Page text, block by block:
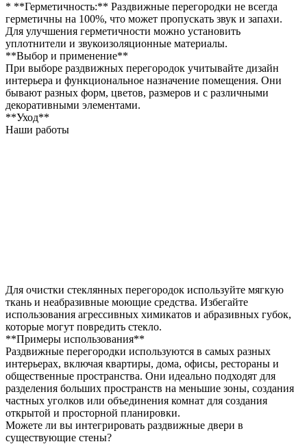
* **Герметичность:** Раздвижные перегородки не всегда
герметичны на 100%, что может пропускать звук и запахи.
Для улучшения герметичности можно установить
уплотнители и звукоизоляционные материалы.
**Выбор и применение**
При выборе раздвижных перегородок учитывайте дизайн
интерьера и функциональное назначение помещения. Они
бывают разных форм, цветов, размеров и с различными
декоративными элементами.
**Уход**
Наши работы
Для очистки стеклянных перегородок используйте мягкую
ткань и неабразивные моющие средства. Избегайте
использования агрессивных химикатов и абразивных губок,
которые могут повредить стекло.
**Примеры использования**
Раздвижные перегородки используются в самых разных
интерьерах, включая квартиры, дома, офисы, рестораны и
общественные пространства. Они идеально подходят для
разделения больших пространств на меньшие зоны, создания
частных уголков или объединения комнат для создания
открытой и просторной планировки.
Можете ли вы интегрировать раздвижные двери в
существующие стены?